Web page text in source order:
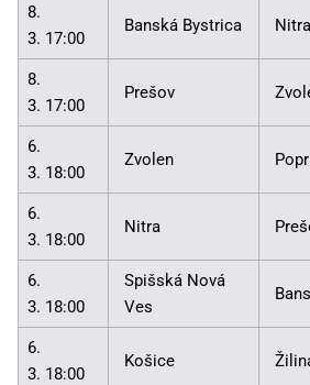
8.
3. 17:00
Banská Bystrica Nitra
8.
3. 17:00
Prešov
6.
3. 18:00
Zvolen
6.
3. 18:00
Nitra
6.
3. 18:00
Spišská Nová
Ves
6.
3. 18:00
Košice